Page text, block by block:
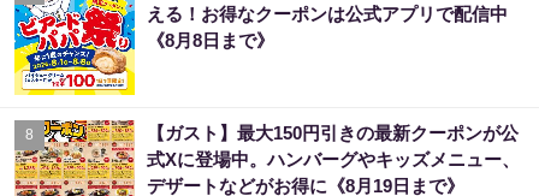
える！お得なクーポンは公式アプリで配信中
《8月8日まで》
8
【ガスト】最大150円引きの最新クーポンが公
式Xに登場中。ハンバーグやキッズメニュー、
デザートなどがお得に《8月19日まで》